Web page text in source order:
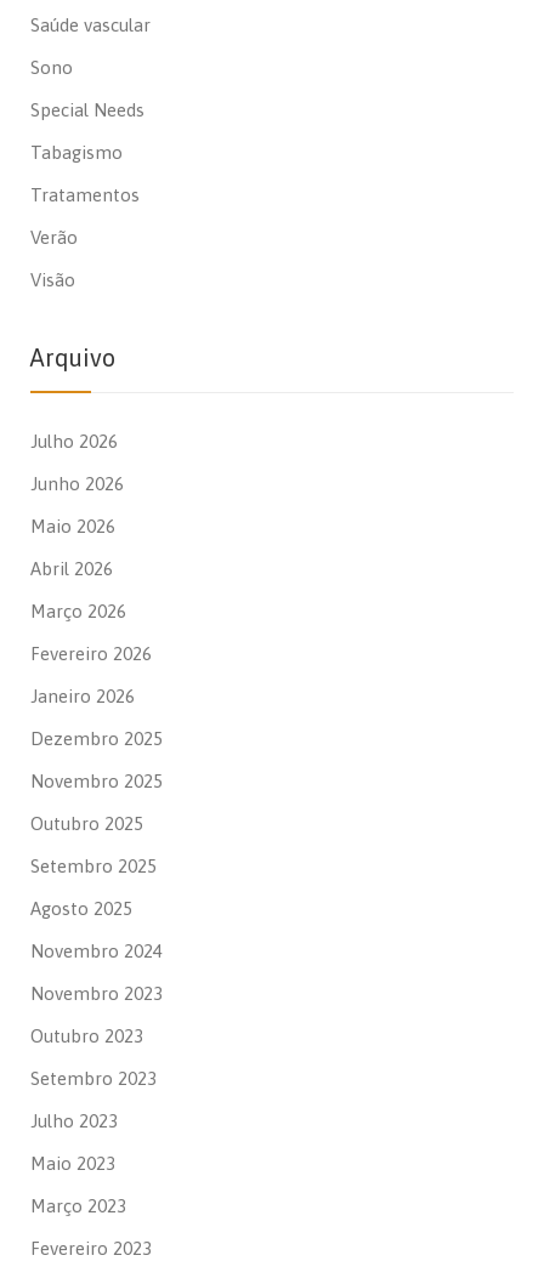
Saúde vascular
Sono
Special Needs
Tabagismo
Tratamentos
Verão
Visão
Arquivo
Julho 2026
Junho 2026
Maio 2026
Abril 2026
Março 2026
Fevereiro 2026
Janeiro 2026
Dezembro 2025
Novembro 2025
Outubro 2025
Setembro 2025
Agosto 2025
Novembro 2024
Novembro 2023
Outubro 2023
Setembro 2023
Julho 2023
Maio 2023
Março 2023
Fevereiro 2023